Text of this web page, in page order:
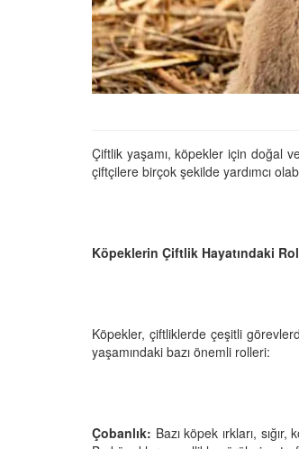
Çiftlik yaşamı, köpekler için doğal
çiftçilere birçok şekilde yardımcı
Köpeklerin Çiftlik Hayatındaki
Köpekler, çiftliklerde çeşitli
yaşamındaki bazı önemli rolleri:
Çobanlık: Bazı köpek ırkları,
Su